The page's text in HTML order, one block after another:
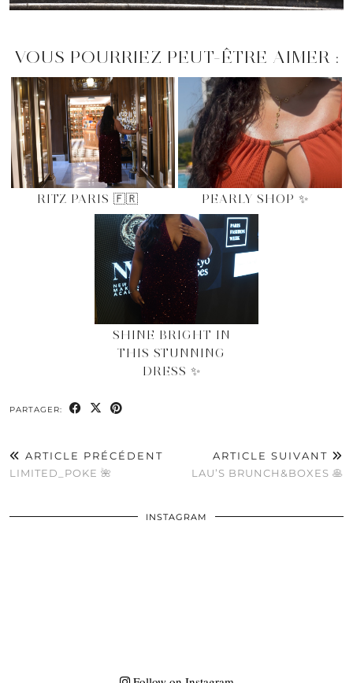
VOUS POURRIEZ PEUT-ÊTRE AIMER :
RITZ PARIS 🇫🇷 PEARLY SHOP ✨
SHINE BRIGHT IN
THIS STUNNING
DRESS ✨
PARTAGER:
ARTICLE PRÉCÉDENT
LIMITED_POKE 🌺
ARTICLE SUIVANT
LAU’S BRUNCH&BOXES 🥞
INSTAGRAM